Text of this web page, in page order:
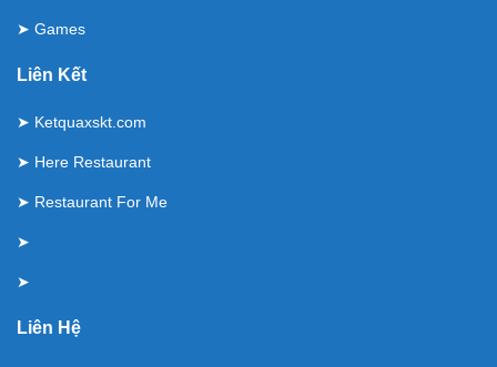
➤ Games
Liên Kết
➤ Ketquaxskt.com
➤ Here Restaurant
➤ Restaurant For Me
➤
➤
Liên Hệ